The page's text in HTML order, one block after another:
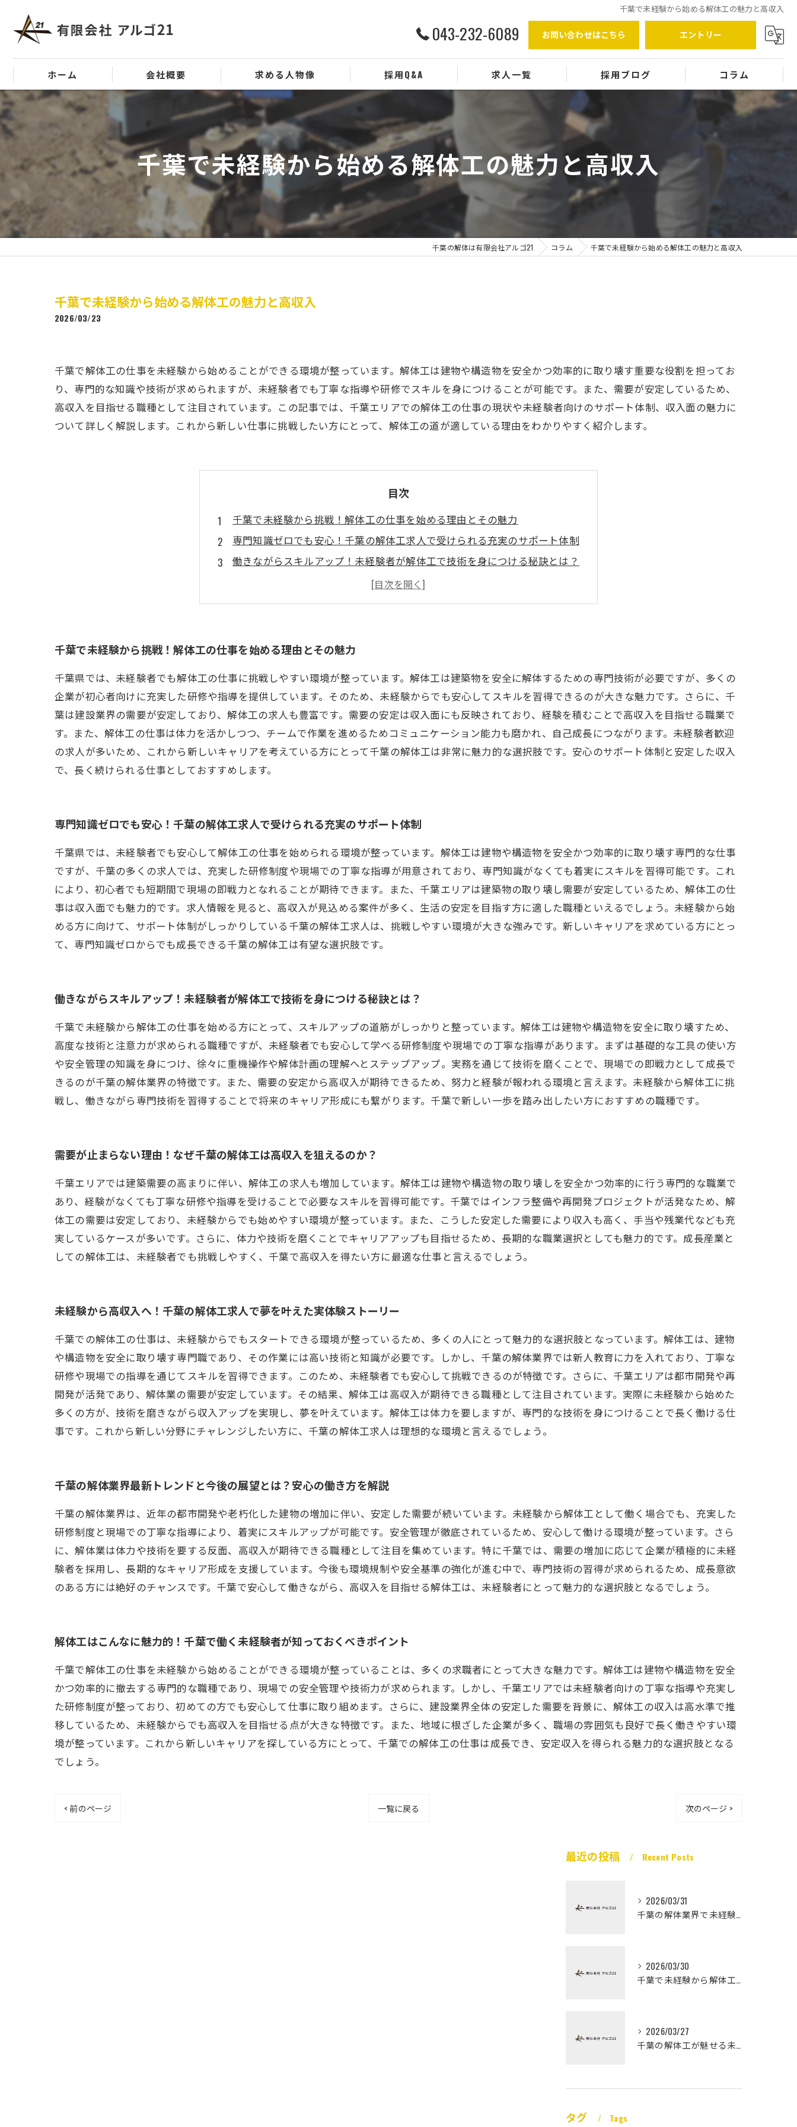
千葉で未経験から始める解体工の魅力と高収入
043-232-6089 お問い合わせはこちら エントリー
ホーム 会社概要
ビジョン
事業案内
求める人物像 採用Q&A 求人一覧 採用ブログ コラム
千葉で未経験から始める解体工の魅力と高収入
千葉の解体は有限会社アルゴ21 コラム 千葉で未経験から始める解体工の魅力と高収入
千葉で未経験から始める解体工の魅力と高収入
2026/03/23
千葉で解体工の仕事を未経験から始めることができる環境が整っています。解体工は建物や構造物を安全かつ効率的に取り壊す重要な役割を担ってお
り、専門的な知識や技術が求められますが、未経験者でも丁寧な指導や研修でスキルを身につけることが可能です。また、需要が安定しているため、
高収入を目指せる職種として注目されています。この記事では、千葉エリアでの解体工の仕事の現状や未経験者向けのサポート体制、収入面の魅力に
ついて詳しく解説します。これから新しい仕事に挑戦したい方にとって、解体工の道が適している理由をわかりやすく紹介します。
目次
千葉で未経験から挑戦！解体工の仕事を始める理由とその魅力
専門知識ゼロでも安心！千葉の解体工求人で受けられる充実のサポート体制
働きながらスキルアップ！未経験者が解体工で技術を身につける秘訣とは？
需要が止まらない理由！なぜ千葉の解体工は高収入を狙えるのか？
未経験から高収入へ！千葉の解体工求人で夢を叶えた実体験ストーリー
解体工はこんなに魅力的！千葉で働く未経験者が知っておくべきポイント
千葉で未経験から挑戦！解体工の仕事を始める理由とその魅力
千葉県では、未経験者でも解体工の仕事に挑戦しやすい環境が整っています。解体工は建築物を安全に解体するための専門技術が必要ですが、多くの
企業が初心者向けに充実した研修や指導を提供しています。そのため、未経験からでも安心してスキルを習得できるのが大きな魅力です。さらに、千
葉は建設業界の需要が安定しており、解体工の求人も豊富です。需要の安定は収入面にも反映されており、経験を積むことで高収入を目指せる職業で
す。また、解体工の仕事は体力を活かしつつ、チームで作業を進めるためコミュニケーション能力も磨かれ、自己成長につながります。未経験者歓迎
の求人が多いため、これから新しいキャリアを考えている方にとって千葉の解体工は非常に魅力的な選択肢です。安心のサポート体制と安定した収入
で、長く続けられる仕事としておすすめします。
専門知識ゼロでも安心！千葉の解体工求人で受けられる充実のサポート体制
千葉県では、未経験者でも安心して解体工の仕事を始められる環境が整っています。解体工は建物や構造物を安全かつ効率的に取り壊す専門的な仕事
ですが、千葉の多くの求人では、充実した研修制度や現場での丁寧な指導が用意されており、専門知識がなくても着実にスキルを習得可能です。これ
により、初心者でも短期間で現場の即戦力となれることが期待できます。また、千葉エリアは建築物の取り壊し需要が安定しているため、解体工の仕
事は収入面でも魅力的です。求人情報を見ると、高収入が見込める案件が多く、生活の安定を目指す方に適した職種といえるでしょう。未経験から始
める方に向けて、サポート体制がしっかりしている千葉の解体工求人は、挑戦しやすい環境が大きな強みです。新しいキャリアを求めている方にとっ
て、専門知識ゼロからでも成長できる千葉の解体工は有望な選択肢です。
働きながらスキルアップ！未経験者が解体工で技術を身につける秘訣とは？
千葉で未経験から解体工の仕事を始める方にとって、スキルアップの道筋がしっかりと整っています。解体工は建物や構造物を安全に取り壊すため、
高度な技術と注意力が求められる職種ですが、未経験者でも安心して学べる研修制度や現場での丁寧な指導があります。まずは基礎的な工具の使い方
や安全管理の知識を身につけ、徐々に重機操作や解体計画の理解へとステップアップ。実務を通じて技術を磨くことで、現場での即戦力として成長で
きるのが千葉の解体業界の特徴です。また、需要の安定から高収入が期待できるため、努力と経験が報われる環境と言えます。未経験から解体工に挑
戦し、働きながら専門技術を習得することで将来のキャリア形成にも繋がります。千葉で新しい一歩を踏み出したい方におすすめの職種です。
需要が止まらない理由！なぜ千葉の解体工は高収入を狙えるのか？
千葉エリアでは建築需要の高まりに伴い、解体工の求人も増加しています。解体工は建物や構造物の取り壊しを安全かつ効率的に行う専門的な職業で
あり、経験がなくても丁寧な研修や指導を受けることで必要なスキルを習得可能です。千葉ではインフラ整備や再開発プロジェクトが活発なため、解
体工の需要は安定しており、未経験からでも始めやすい環境が整っています。また、こうした安定した需要により収入も高く、手当や残業代なども充
実しているケースが多いです。さらに、体力や技術を磨くことでキャリアアップも目指せるため、長期的な職業選択としても魅力的です。成長産業と
しての解体工は、未経験者でも挑戦しやすく、千葉で高収入を得たい方に最適な仕事と言えるでしょう。
未経験から高収入へ！千葉の解体工求人で夢を叶えた実体験ストーリー
千葉での解体工の仕事は、未経験からでもスタートできる環境が整っているため、多くの人にとって魅力的な選択肢となっています。解体工は、建物
や構造物を安全に取り壊す専門職であり、その作業には高い技術と知識が必要です。しかし、千葉の解体業界では新人教育に力を入れており、丁寧な
研修や現場での指導を通じてスキルを習得できます。このため、未経験者でも安心して挑戦できるのが特徴です。さらに、千葉エリアは都市開発や再
開発が活発であり、解体業の需要が安定しています。その結果、解体工は高収入が期待できる職種として注目されています。実際に未経験から始めた
多くの方が、技術を磨きながら収入アップを実現し、夢を叶えています。解体工は体力を要しますが、専門的な技術を身につけることで長く働ける仕
事です。これから新しい分野にチャレンジしたい方に、千葉の解体工求人は理想的な環境と言えるでしょう。
千葉の解体業界最新トレンドと今後の展望とは？安心の働き方を解説
千葉の解体業界は、近年の都市開発や老朽化した建物の増加に伴い、安定した需要が続いています。未経験から解体工として働く場合でも、充実した
研修制度と現場での丁寧な指導により、着実にスキルアップが可能です。安全管理が徹底されているため、安心して働ける環境が整っています。さら
に、解体業は体力や技術を要する反面、高収入が期待できる職種として注目を集めています。特に千葉では、需要の増加に応じて企業が積極的に未経
験者を採用し、長期的なキャリア形成を支援しています。今後も環境規制や安全基準の強化が進む中で、専門技術の習得が求められるため、成長意欲
のある方には絶好のチャンスです。千葉で安心して働きながら、高収入を目指せる解体工は、未経験者にとって魅力的な選択肢となるでしょう。
解体工はこんなに魅力的！千葉で働く未経験者が知っておくべきポイント
千葉で解体工の仕事を未経験から始めることができる環境が整っていることは、多くの求職者にとって大きな魅力です。解体工は建物や構造物を安全
かつ効率的に撤去する専門的な職種であり、現場での安全管理や技術力が求められます。しかし、千葉エリアでは未経験者向けの丁寧な指導や充実し
た研修制度が整っており、初めての方でも安心して仕事に取り組めます。さらに、建設業界全体の安定した需要を背景に、解体工の収入は高水準で推
移しているため、未経験からでも高収入を目指せる点が大きな特徴です。また、地域に根ざした企業が多く、職場の雰囲気も良好で長く働きやすい環
境が整っています。これから新しいキャリアを探している方にとって、千葉での解体工の仕事は成長でき、安定収入を得られる魅力的な選択肢となる
でしょう。
< 前のページ 一覧に戻る 次のページ >
最近の投稿 Recent Posts
2026/03/31
千葉の解体業界で未経験から高収入を実現
2026/03/30
千葉で未経験から解体工になる道
2026/03/27
千葉の解体工が魅せる未経験高収入
タグ Tags